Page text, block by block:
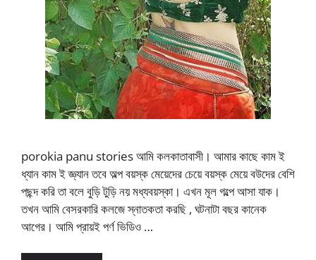
porokia panu stories আমি কলকাতাবাসী। আমার কাছে কাম ই
ধ্যান কাম ই জ্ঞ্যান তবে অল্প বয়স্ক মেয়েদের চেয়ে বয়স্ক মেয়ে বউদের বেশি
পছন্দ করি তা বলে বুড়ি টুড়ি নয় মধ্যবয়স্কা। এখন মূল গল্পে আসা যাক।
তখন আমি বেসরকারি কলজে স্নাতকতা করছি , ঘটনাটা বছর কানেক
আগের। আমি প্রায়ই পর্ণ ভিডিও …